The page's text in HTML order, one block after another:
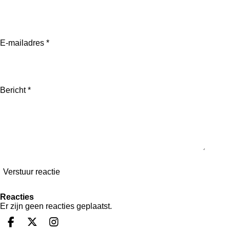
E-mailadres *
Bericht *
Verstuur reactie
Reacties
Er zijn geen reacties geplaatst.
F X I